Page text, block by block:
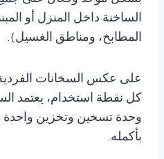
الساخنة داخل المنزل أو
المطابخ، ومناطق الغسيل).
على عكس السخانات
كل نقطة استخدام، يعتمد
وحدة تسخين وتخزين واحدة
بأكمله.